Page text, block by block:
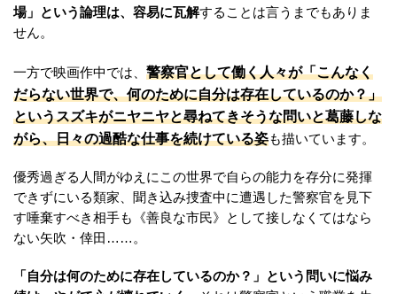
場」という論理は、容易に瓦解することは言うまでもありま
せん。
一方で映画作中では、 警察官として働く人々が「こんなく
だらない世界で、何のために自分は存在しているのか？」
というスズキがニヤニヤと尋ねてきそうな問いと葛藤しな
がら、日々の過酷な仕事を続けている姿も描いています。
優秀過ぎる人間がゆえにこの世界で自らの能力を存分に発揮
できずにいる類家、聞き込み捜査中に遭遇した警察官を見下
す唾棄すべき相手も《善良な市民》として接しなくてはなら
ない矢吹・倖田……。
「自分は何のために存在しているのか？」という問いに悩み